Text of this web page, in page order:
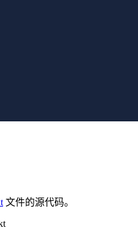
文件的源代码。